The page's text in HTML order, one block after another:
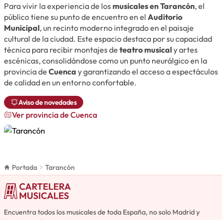
Para vivir la experiencia de losmusicales en Tarancón, el
público tiene su punto de encuentro en el Auditorio
Municipal, un recinto moderno integrado en el paisaje
cultural de la ciudad. Este espacio destaca por su capacidad
técnica para recibir montajes de teatro musicaly artes
escénicas, consolidándose como un punto neurálgico en la
provincia de Cuenca y garantizando el acceso a espectáculos
de calidad en un entorno confortable.
Aviso de novedades
Ver provincia de Cuenca
Portada Tarancón
Encuentra todos los musicales de toda España, no solo Madrid y